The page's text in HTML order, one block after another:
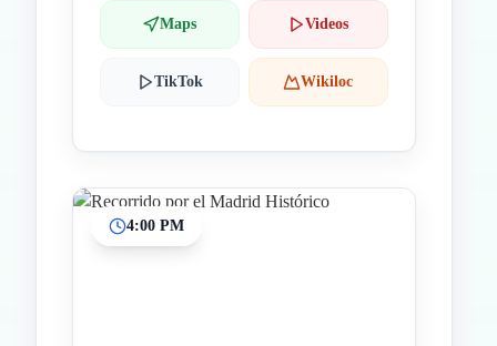
Maps Videos
TikTok Wikiloc
4:00 PM